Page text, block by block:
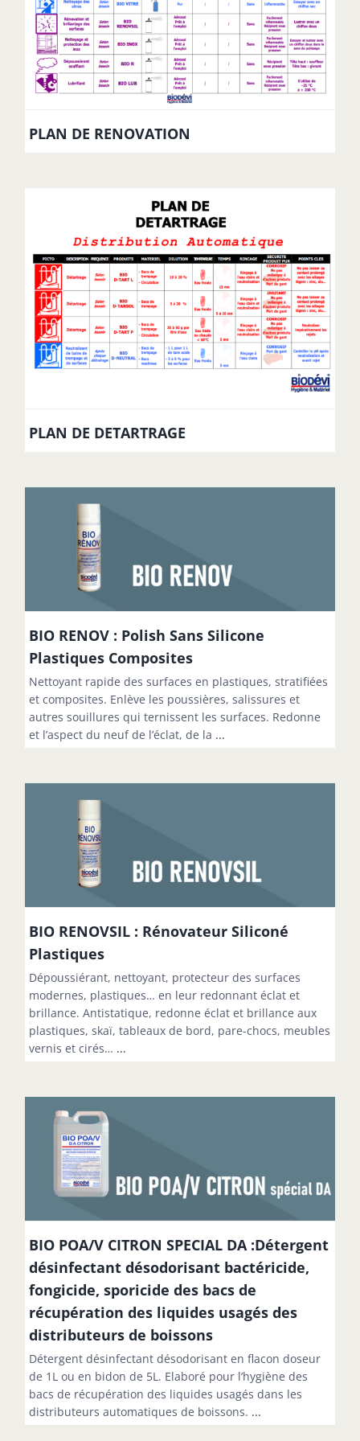
PLAN DE RENOVATION
PLAN DE DETARTRAGE
BIO RENOV : Polish Sans Silicone
Plastiques Composites
Nettoyant rapide des surfaces en plastiques, stratifiées
et composites. Enlève les poussières, salissures et
autres souillures qui ternissent les surfaces. Redonne
et l’aspect du neuf de l’éclat, de la ...
BIO RENOVSIL : Rénovateur Siliconé
Plastiques
Dépoussiérant, nettoyant, protecteur des surfaces
modernes, plastiques… en leur redonnant éclat et
brillance. Antistatique, redonne éclat et brillance aux
plastiques, skaï, tableaux de bord, pare-chocs, meubles
vernis et cirés… ...
BIO POA/V CITRON SPECIAL DA :Détergent
désinfectant désodorisant bactéricide,
fongicide, sporicide des bacs de
récupération des liquides usagés des
distributeurs de boissons
Détergent désinfectant désodorisant en flacon doseur
de 1L ou en bidon de 5L. Elaboré pour l’hygiène des
bacs de récupération des liquides usagés dans les
distributeurs automatiques de boissons. ...